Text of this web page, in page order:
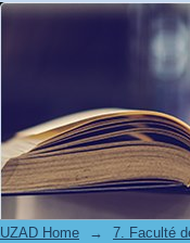
UZAD Home →